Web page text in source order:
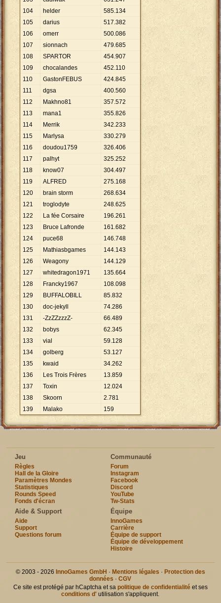
104
helder 585.134
105
darius 517.382
106
omerr 500.086
107
sionnach 479.685
108
SPARTOR 454.907
109
chocalandes 452.110
110
GastonFEBUS 424.845
111
dgsa 400.560
112
Makhno81 357.572
113
mana1 355.826
114
Merrik 342.233
115
Marlysa 330.279
116
doudou1759 326.406
117
palhyt 325.252
118
know07 304.497
119
ALFRED 275.168
120
brain storm 268.634
121
troglodyte 248.625
122
La fée Corsaire 196.261
123
Bruce Lafronde 161.682
124
puce68 146.748
125
Mathiasbgames 144.143
126
Weagony 144.129
127
whitedragon1971 135.664
128
Francky1967 108.098
129
BUFFALOBILL 85.832
130
doc-jekyll 74.286
131
-ZzZZzzzZ- 66.489
132
bobys 62.345
133
vial 59.128
134
golberg 53.127
135
kwaid 34.262
136
Les Trois Frères 13.859
137
Toxin 12.024
138
Skoorn 2.781
139
Malako 159
Jeu
Règles
Hall de la Gloire
Paramètres Mondes
Statistiques
Rounds Speed
Fonds d'écran
Communauté
Forum
Instagram
Facebook
Discord
YouTube
Tw-Stats
Aide & Support
Aide
Support
Questions forum
Équipe
InnoGames
Carrière
Équipe de support
Équipe de développement
Histoire
© 2003 - 2026 InnoGames GmbH · Mentions légales · Protection des
données ·CGV
Ce site est protégé par hCaptcha et sa politique de confidentialitéet ses
conditions d' utilisation s'appliquent.